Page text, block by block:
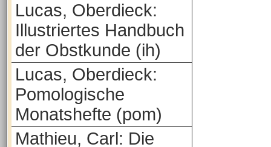
Lucas, Oberdieck:
Illustriertes Handbuch
der Obstkunde (ih)
Lucas, Oberdieck:
Pomologische
Monatshefte (pom)
Mathieu, Carl: Die